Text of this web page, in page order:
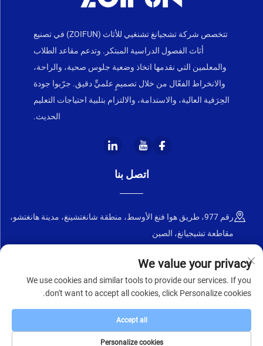
تتخصص شركة تشجيانغ تشنغيي للأثاث (ZOIFUN) في تصنيع
أثاث الفصول الدراسية المبتكر. وتدعم مقاعد الطلاب
والمعلمين التي نقدمها اتخاذ وضعية جلوس صحية، والراحة،
والانخراط الفعّال من خلال تصميمٍ علميٍّ دقيق. جرّبوا جودة
الحِرَفية العالية، والاستدامة، والالتزام بتلبية احتياجات التعليم
الحديث.
اتصل بنا
رقم 977، طريق هوا فنغ الأوسط، منطقة شانغتشينغ، مدينة هانغتشو،
مقاطعة تشيجيانغ، الصين
+86-18668589258
[email protected]
سياسة الخصوصية
We value your privacy
We use cookies and similar tools to provide our services. If you
don't want to accept all cookies, click Personalize cookies.
Personalize cookies
Accept all